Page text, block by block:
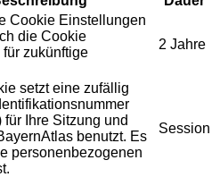
Cookie Einstellungen
die Cookie
für zukünftige
2 Jahre
setzt eine zufällig
für Ihre Sitzung und
benutzt. Es
personenbezogenen
Session